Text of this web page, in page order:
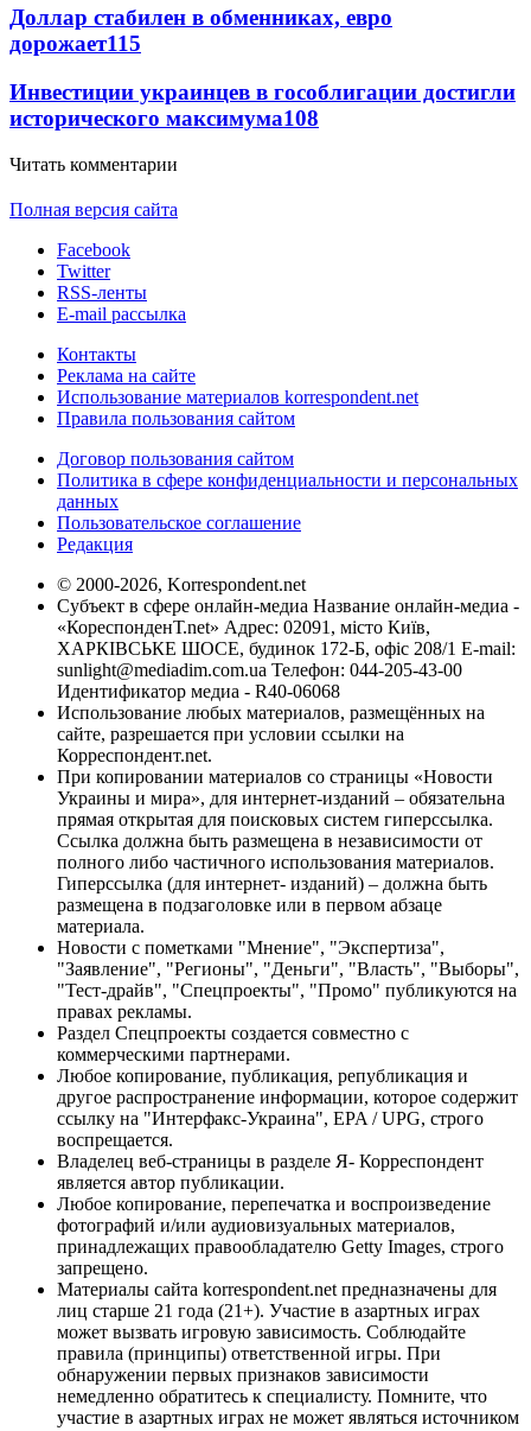
Доллар стабилен в обменниках, евро
дорожает115
Инвестиции украинцев в гособлигации достигли
исторического максимума108
Читать комментарии
Полная версия сайта
Facebook
Twitter
RSS-ленты
E-mail рассылка
Контакты
Реклама на сайте
Использование материалов korrespondent.net
Правила пользования сайтом
Договор пользования сайтом
Политика в сфере конфиденциальности и персональных
данных
Пользовательское соглашение
Редакция
© 2000-2026, Korrespondent.net
Субъект в сфере онлайн-медиа Название онлайн-медиа -
«КореспонденТ.net» Адрес: 02091, місто Київ,
ХАРКІВСЬКЕ ШОСЕ, будинок 172-Б, офіс 208/1 E-mail:
sunlight@mediadim.com.ua Телефон: 044-205-43-00
Идентификатор медиа - R40-06068
Использование любых материалов, размещённых на
сайте, разрешается при условии ссылки на
Корреспондент.net.
При копировании материалов со страницы «Новости
Украины и мира», для интернет-изданий – обязательна
прямая открытая для поисковых систем гиперссылка.
Ссылка должна быть размещена в независимости от
полного либо частичного использования материалов.
Гиперссылка (для интернет- изданий) – должна быть
размещена в подзаголовке или в первом абзаце
материала.
Новости с пометками "Мнение", "Экспертиза",
"Заявление", "Регионы", "Деньги", "Власть", "Выборы",
"Тест-драйв", "Спецпроекты", "Промо" публикуются на
правах рекламы.
Раздел Спецпроекты создается совместно с
коммерческими партнерами.
Любое копирование, публикация, републикация и
другое распространение информации, которое содержит
ссылку на "Интерфакс-Украина", EPA / UPG, строго
воспрещается.
Владелец веб-страницы в разделе Я- Корреспондент
является автор публикации.
Любое копирование, перепечатка и воспроизведение
фотографий и/или аудиовизуальных материалов,
принадлежащих правообладателю Getty Images, строго
запрещено.
Материалы сайта korrespondent.net предназначены для
лиц старше 21 года (21+). Участие в азартных играх
может вызвать игровую зависимость. Соблюдайте
правила (принципы) ответственной игры. При
обнаружении первых признаков зависимости
немедленно обратитесь к специалисту. Помните, что
участие в азартных играх не может являться источником